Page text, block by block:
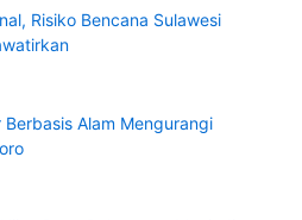
Risiko Bencana Sulawesi
Berbasis Alam Mengurangi